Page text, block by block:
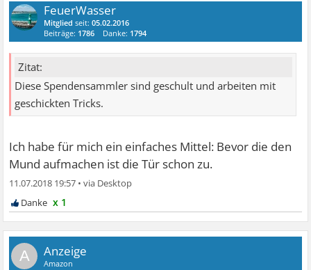
FeuerWasser
Mitglied seit:05.02.2016
Beiträge: 1786 Danke: 1794
Zitat:
Diese Spendensammler sind geschult und arbeiten mit
geschickten Tricks.
Ich habe für mich ein einfaches Mittel: Bevor die den
Mund aufmachen ist die Tür schon zu.
11.07.2018 19:57 •
x 1
A